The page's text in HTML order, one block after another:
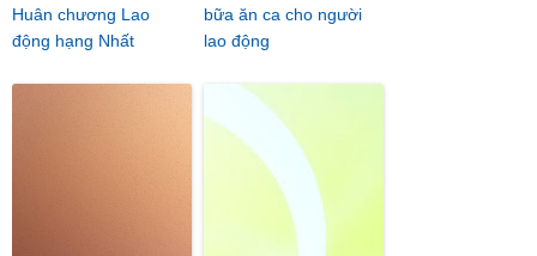
Huân chương Lao
động hạng Nhất
bữa ăn ca cho người
lao động